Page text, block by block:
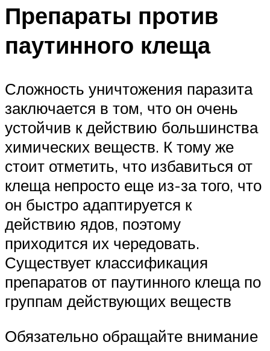
Препараты против
паутинного клеща
Сложность уничтожения паразита
заключается в том, что он очень
устойчив к действию большинства
химических веществ. К тому же
стоит отметить, что избавиться от
клеща непросто еще из-за того, что
он быстро адаптируется к
действию ядов, поэтому
приходится их чередовать.
Существует классификация
препаратов от паутинного клеща по
группам действующих веществ
Обязательно обращайте внимание